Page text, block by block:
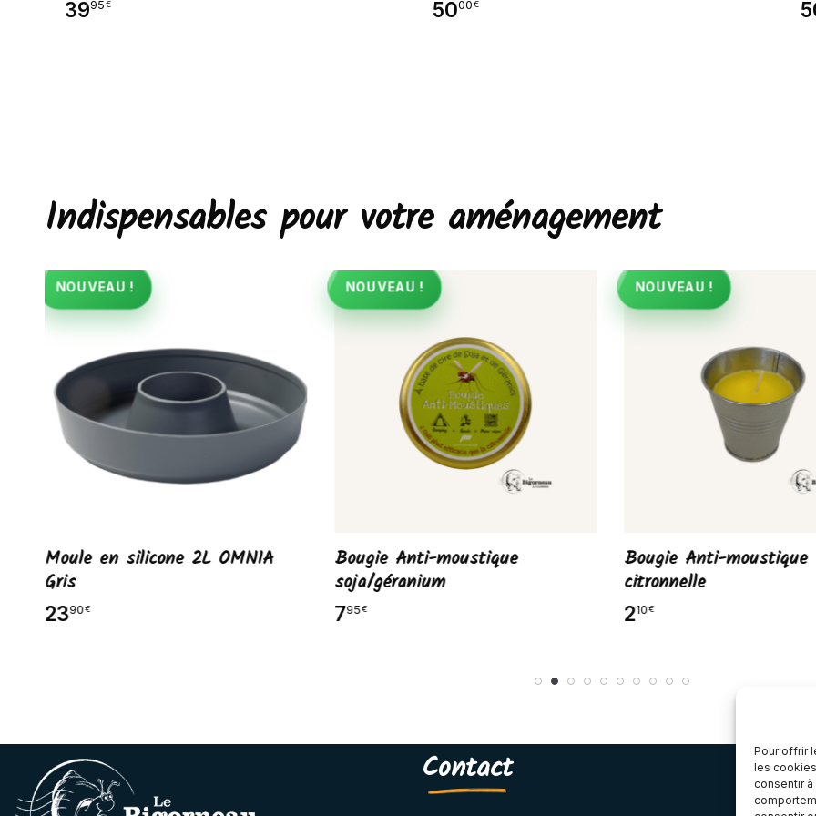
Pour offrir
les
consentir
3995 € 5000€
Indispensables pour votre aménagement
NOUVEAU !
Moule en silicone 2L OMNIA
Gris
2390€
NOUVEAU !
Bougie Anti-moustique
soja/géranium
795€
NOUVEAU !
Bougie Anti-
citronnelle
210€
Contact